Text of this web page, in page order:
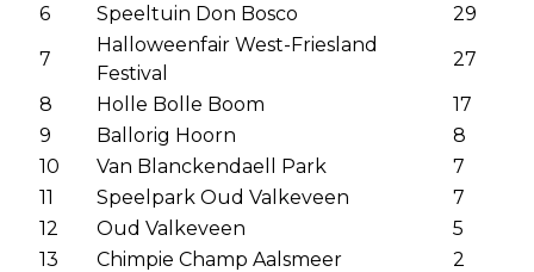
6
Speeltuin Don Bosco
29
7
Halloweenfair West-Friesland
Festival
27
8
Holle Bolle Boom
17
9
Ballorig Hoorn
8
10
Van Blanckendaell Park
7
11
Speelpark Oud Valkeveen
7
12
Oud Valkeveen
5
13
Chimpie Champ Aalsmeer
2